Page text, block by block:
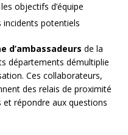
objectifs d’équipe
incidents potentiels
d’ambassadeurs de la
départements démultiplie
Ces collaborateurs,
des relais de proximité
répondre aux questions